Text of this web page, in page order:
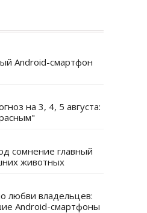
Android-смартфон
на 3, 4, 5 августа:
сомнение главный
животных
любви владельцев:
Android-смартфоны